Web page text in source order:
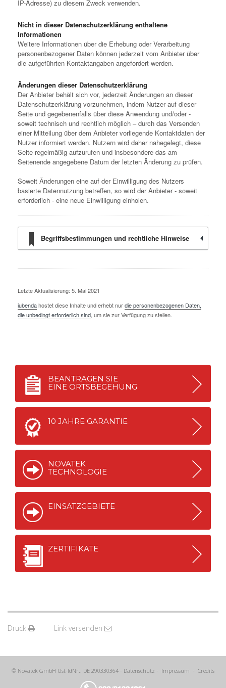
IP-Adresse) zu diesem Zweck verwenden.
Nicht in dieser Datenschutzerklärung enthaltene
Informationen
Weitere Informationen über die Erhebung oder Verarbeitung
personenbezogener Daten können jederzeit vom Anbieter über
die aufgeführten Kontaktangaben angefordert werden.
Änderungen dieser Datenschutzerklärung
Der Anbieter behält sich vor, jederzeit Änderungen an dieser
Datenschutzerklärung vorzunehmen, indem Nutzer auf dieser
Seite und gegebenenfalls über diese Anwendung und/oder -
soweit technisch und rechtlich möglich – durch das Versenden
einer Mitteilung über dem Anbieter vorliegende Kontaktdaten der
Nutzer informiert werden. Nutzern wird daher nahegelegt, diese
Seite regelmäßig aufzurufen und insbesondere das am
Seitenende angegebene Datum der letzten Änderung zu prüfen.
Soweit Änderungen eine auf der Einwilligung des Nutzers
basierte Datennutzung betreffen, so wird der Anbieter - soweit
erforderlich - eine neue Einwilligung einholen.
Begriffsbestimmungen und rechtliche Hinweise
Letzte Aktualisierung: 5. Mai 2021
iubendahostet diese Inhalte und erhebt nurdie personenbezogenen Daten,
die unbedingt erforderlich sind , um sie zur Verfügung zu stellen.
BEANTRAGEN SIE
EINE ORTSBEGEHUNG
10 JAHRE GARANTIE
NOVATEK
TECHNOLOGIE
EINSATZGEBIETE
ZERTIFIKATE
Druck Link versenden
© Novatek GmbH Ust-IdNr.: DE 290330364 - Datenschutz - Impressum - Credits